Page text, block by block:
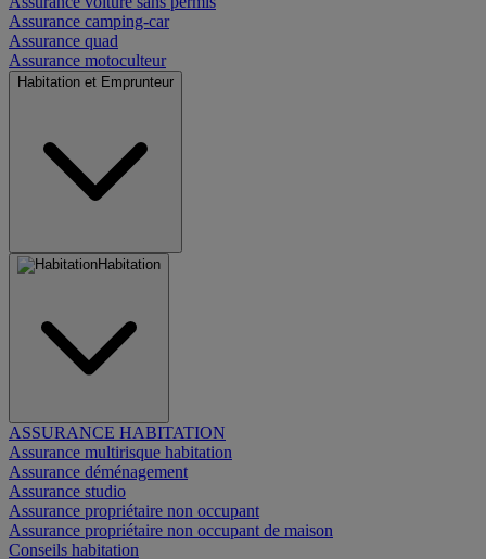
Assurance camping-car
Assurance quad
Assurance motoculteur
Habitation et Emprunteur
Habitation
ASSURANCE HABITATION
Assurance multirisque habitation
Assurance déménagement
Assurance studio
Assurance propriétaire non occupant
Assurance propriétaire non occupant de maison
Conseils habitation